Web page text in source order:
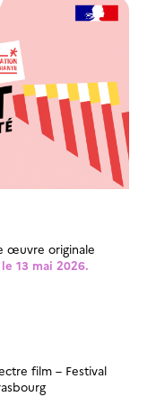
œuvre originale
13 mai 2026.
film – Festival